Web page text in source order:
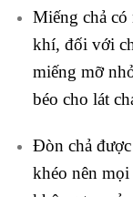
Miếng chả
khí, đối với
miếng mỡ
béo cho lát
Đòn chả
khéo nên